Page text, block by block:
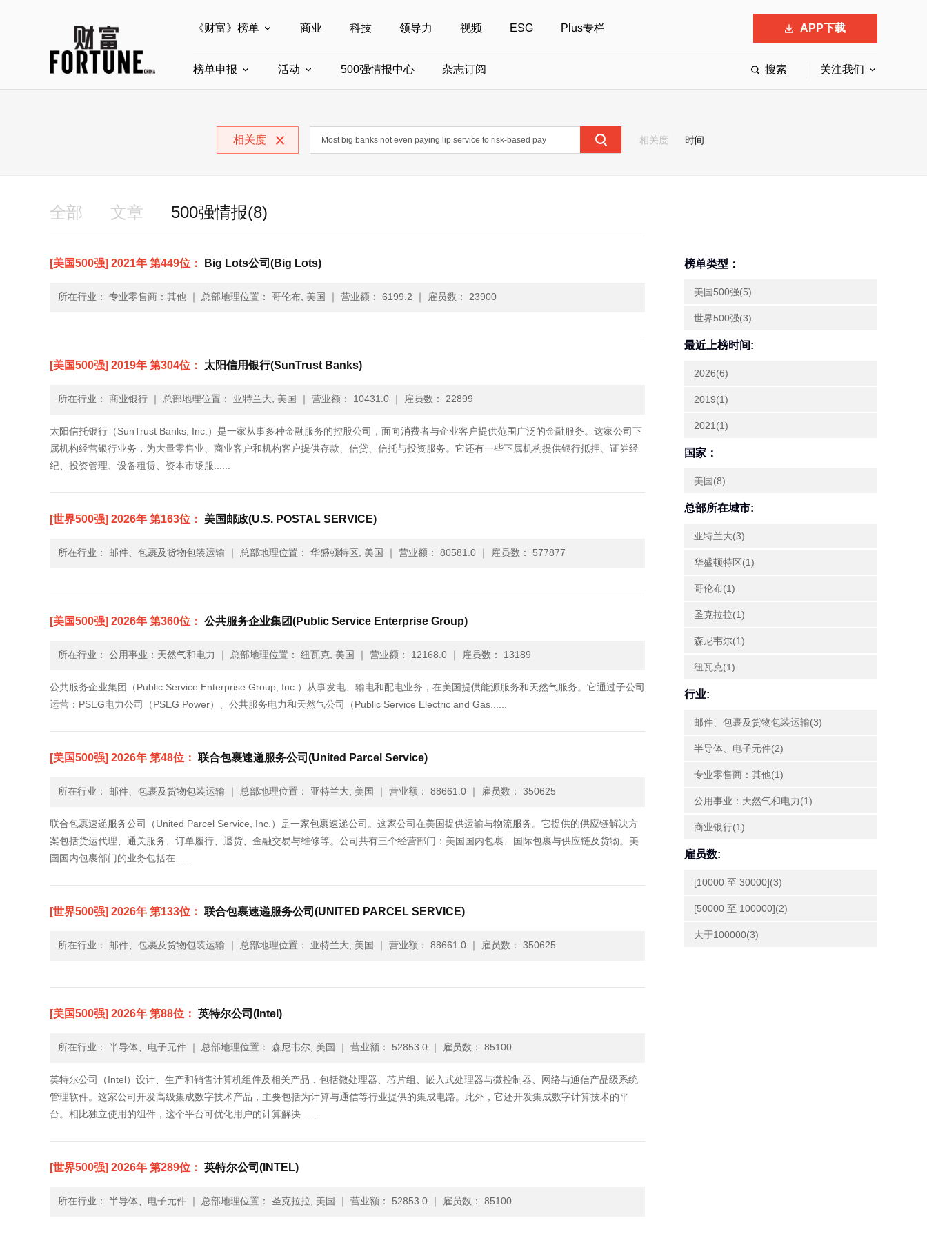
《财富》榜单
全部榜单
中国最具影响力商界女性
商业 科技 领导力 视频 ESG Plus专栏 APP下载
榜单申报
中国ESG影响力榜申报 中国40位40岁以下的商界精英申报 中国最具社会影响力的创业公司申报
活动
财富MPW女性峰会 财富世界500强峰会 财富40U40创想会
500强情报中心 杂志订阅 搜索 关注我们
相关度 相关度 时间
全部 文章 500强情报(8)
[美国500强] 2021年 第449位： Big Lots公司(Big Lots)
所在行业： 专业零售商：其他 ｜ 总部地理位置： 哥伦布, 美国 ｜ 营业额： 6199.2 ｜ 雇员数： 23900
[美国500强] 2019年 第304位： 太阳信用银行(SunTrust Banks)
所在行业： 商业银行 ｜ 总部地理位置： 亚特兰大, 美国 ｜ 营业额： 10431.0 ｜ 雇员数： 22899
太阳信托银行（SunTrust Banks, Inc.）是一家从事多种金融服务的控股公司，面向消费者与企业客户提供范围广泛的金融服务。这家公司下
属机构经营银行业务，为大量零售业、商业客户和机构客户提供存款、信贷、信托与投资服务。它还有一些下属机构提供银行抵押、证券经
纪、投资管理、设备租赁、资本市场服......
[世界500强] 2026年 第163位： 美国邮政(U.S. POSTAL SERVICE)
所在行业： 邮件、包裹及货物包装运输 ｜ 总部地理位置： 华盛顿特区, 美国 ｜ 营业额： 80581.0 ｜ 雇员数： 577877
[美国500强] 2026年 第360位： 公共服务企业集团(Public Service Enterprise Group)
所在行业： 公用事业：天然气和电力 ｜ 总部地理位置： 纽瓦克, 美国 ｜ 营业额： 12168.0 ｜ 雇员数： 13189
公共服务企业集团（Public Service Enterprise Group, Inc.）从事发电、输电和配电业务，在美国提供能源服务和天然气服务。它通过子公司
运营：PSEG电力公司（PSEG Power）、公共服务电力和天然气公司（Public Service Electric and Gas......
[美国500强] 2026年 第48位： 联合包裹速递服务公司(United Parcel Service)
所在行业： 邮件、包裹及货物包装运输 ｜ 总部地理位置： 亚特兰大, 美国 ｜ 营业额： 88661.0 ｜ 雇员数： 350625
联合包裹速递服务公司（United Parcel Service, Inc.）是一家包裹速递公司。这家公司在美国提供运输与物流服务。它提供的供应链解决方
案包括货运代理、通关服务、订单履行、退货、金融交易与维修等。公司共有三个经营部门：美国国内包裹、国际包裹与供应链及货物。美
国国内包裹部门的业务包括在......
[世界500强] 2026年 第133位： 联合包裹速递服务公司(UNITED PARCEL SERVICE)
所在行业： 邮件、包裹及货物包装运输 ｜ 总部地理位置： 亚特兰大, 美国 ｜ 营业额： 88661.0 ｜ 雇员数： 350625
[美国500强] 2026年 第88位： 英特尔公司(Intel)
所在行业： 半导体、电子元件 ｜ 总部地理位置： 森尼韦尔, 美国 ｜ 营业额： 52853.0 ｜ 雇员数： 85100
英特尔公司（Intel）设计、生产和销售计算机组件及相关产品，包括微处理器、芯片组、嵌入式处理器与微控制器、网络与通信产品级系统
管理软件。这家公司开发高级集成数字技术产品，主要包括为计算与通信等行业提供的集成电路。此外，它还开发集成数字计算技术的平
台。相比独立使用的组件，这个平台可优化用户的计算解决......
[世界500强] 2026年 第289位： 英特尔公司(INTEL)
所在行业： 半导体、电子元件 ｜ 总部地理位置： 圣克拉拉, 美国 ｜ 营业额： 52853.0 ｜ 雇员数： 85100
榜单类型：
美国500强(5)
世界500强(3)
最近上榜时间:
2026(6)
2019(1)
2021(1)
国家：
美国(8)
总部所在城市:
亚特兰大(3)
华盛顿特区(1)
哥伦布(1)
圣克拉拉(1)
森尼韦尔(1)
纽瓦克(1)
行业:
邮件、包裹及货物包装运输(3)
半导体、电子元件(2)
专业零售商：其他(1)
公用事业：天然气和电力(1)
商业银行(1)
雇员数:
[10000 至 30000](3)
[50000 至 100000](2)
大于100000(3)